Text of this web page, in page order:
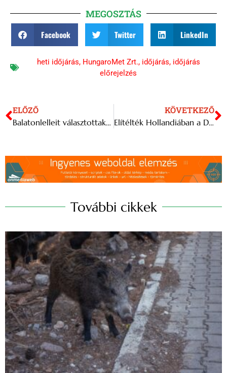
MEGOSZTÁS
Facebook Twitter LinkedIn
heti időjárás, HungaroMet Zrt., időjárás, időjárás
előrejelzés
ELŐZŐ
Balatonlelleit választottak Somogy borának
KÖVETKEZŐ
Elítélték Hollandiában a Drents Múzeumból ellopott dák aranykincsek tolvajait
További cikkek